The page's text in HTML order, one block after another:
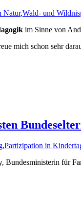
Natur,Wald- und
im Sinne von
mich schon sehr
,Partizipation in
für